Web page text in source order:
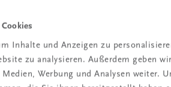
Inhalte und Anzeigen zu
zu analysieren. Außerdem geben
Werbung und Analysen weiter.
in der